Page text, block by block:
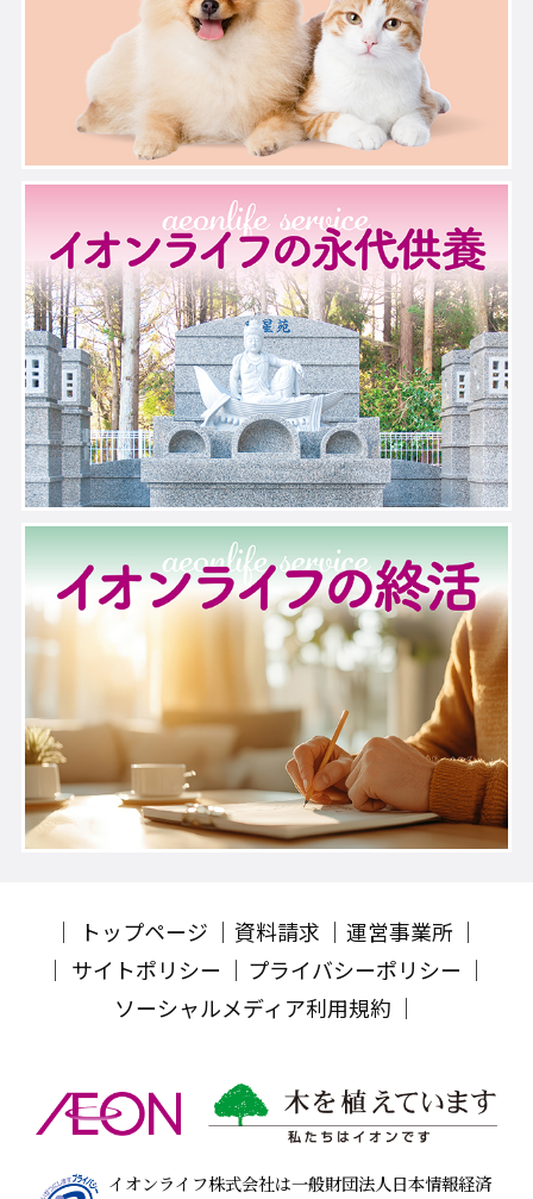
トップページ 資料請求
運営事業所
サイトポリシー
プライバシーポリシー
ソーシャルメディア利用規約
イオンライフ株式会社は一般財団法人日本情報経済